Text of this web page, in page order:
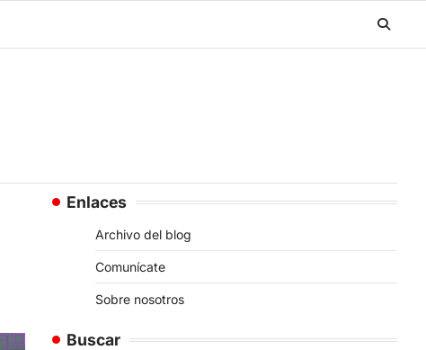
Enlaces
Archivo del blog
Comunícate
Sobre nosotros
Buscar